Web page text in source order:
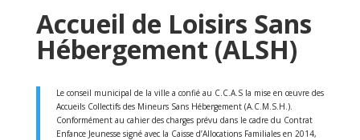
Accueil de Loisirs Sans
Hébergement (ALSH)
Le conseil municipal de la ville a confié au C.C.A.S la mise en œuvre des
Accueils Collectifs des Mineurs Sans Hébergement (A.C.M.S.H.).
Conformément au cahier des charges prévu dans le cadre du Contrat
Enfance Jeunesse signé avec la Caisse d’Allocations Familiales en 2014,